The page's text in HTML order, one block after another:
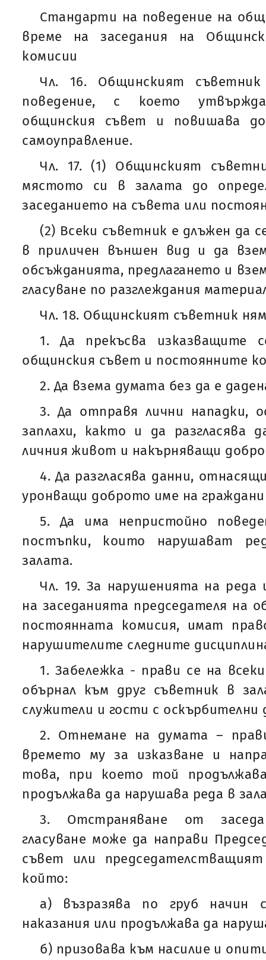
Стандарти на поведение на
време на заседания на
комисии
Чл. 16. Общинският
поведение, с което
общинския съвет и повишава
самоуправление.
Чл. 17. (1) Общинският
мястото си в залата до
заседанието на съвета или
(2) Всеки съветник е длъжен да
в приличен външен вид и да
обсъжданията, предлагането и
гласуване по разглеждания
Чл. 18. Общинският съветник
1. Да прекъсва изказващите
общинския съвет и постоянните
2. Да взема думата без да е
3. Да отправя лични нападки,
заплахи, както и да разгласява
личния живот и накърняващи
4. Да разгласява данни,
уронващи доброто име на
5. Да има непристойно
постъпки, които нарушават
залата.
Чл. 19. За нарушенията на реда
на заседанията председателя на
постоянната комисия, имат
нарушителите следните
1. Забележка - прави се на
обърнал към друг съветник в
служители и гости с оскърбителни
2. Отнемане на думата –
времето му за изказване и
това, при което той
продължава да нарушава реда в
3. Отстраняване от
гласуване може да направи
съвет или
който:
а) възразява по груб начин
наказания или продължава да
б) призовава към насилие и